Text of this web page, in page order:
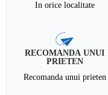
In orice localitate
RECOMANDA UNUI
PRIETEN
Recomanda unui prieten